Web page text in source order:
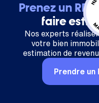
Prenez un
faire
Nos experts
votre bien
estimation de
Prendre un